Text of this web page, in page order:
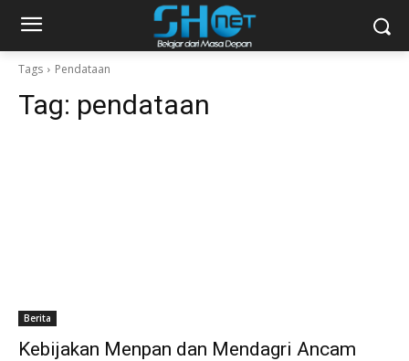
Tags Pendataan
Tag: pendataan
Berita
Kebijakan Menpan dan Mendagri Ancam